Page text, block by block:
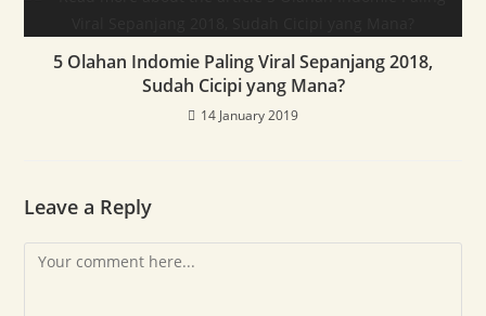
5 Olahan Indomie Paling Viral Sepanjang 2018,
Sudah Cicipi yang Mana?
14 January 2019
Leave a Reply